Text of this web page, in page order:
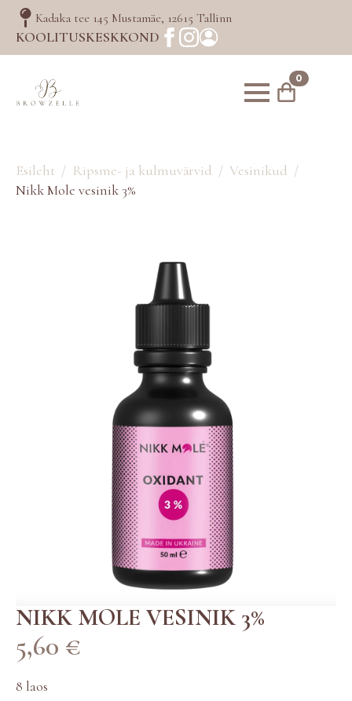
Kadaka tee 145 Mustamäe, 12615 Tallinn
KOOLITUSKESKKOND
0
Esileht Ripsme- ja kulmuvärvid
Vesinikud
Nikk Mole vesinik 3%
NIKK MOLE VESINIK 3%
5,60 €
8 laos